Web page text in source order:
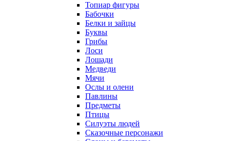
Топиар фигуры
Бабочки
Белки и зайцы
Буквы
Грибы
Лоси
Лошади
Медведи
Мячи
Ослы и олени
Павлины
Предметы
Птицы
Силуэты людей
Сказочные персонажи